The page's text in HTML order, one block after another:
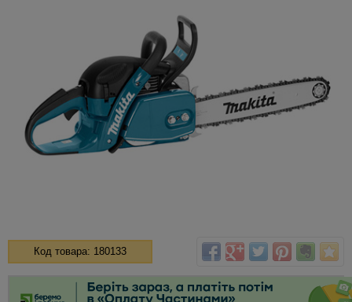
Код товара: 180133